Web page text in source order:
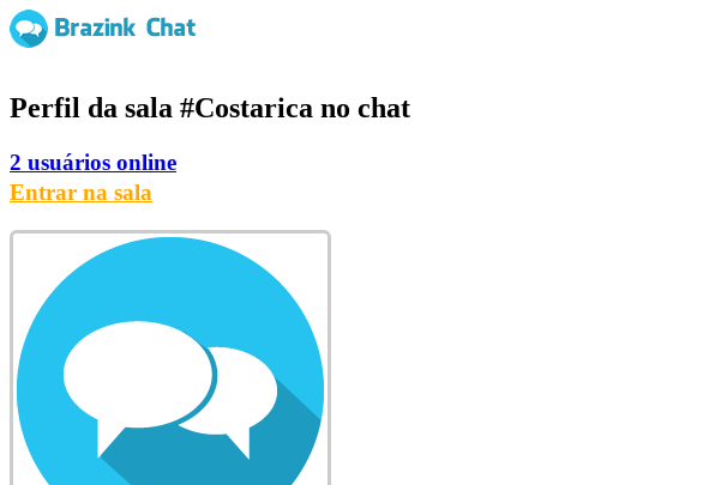
Perfil da sala #Costarica no chat
2 usuários online
Entrar na sala